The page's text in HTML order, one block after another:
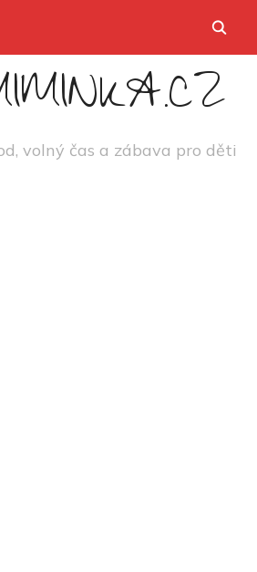
volný čas a zábava pro děti